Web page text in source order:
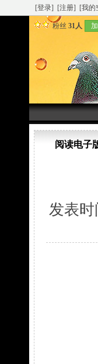
[登录] [注册] [我的
粉丝 31人
阅读电子
发表